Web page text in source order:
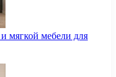
мягкой мебели для